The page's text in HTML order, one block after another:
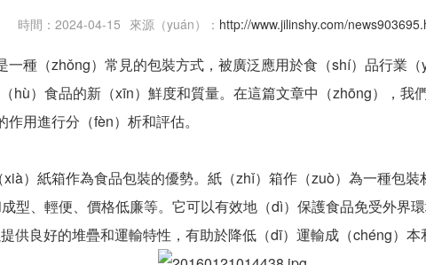
時間：2024-04-15 來源（yuán）： http://www.jilinshy.com/
一種（zhǒng）常見的包裝方式，被廣泛應用於食（shí）品行業
hù）食品的新（xīn）鮮度和質量。在這篇文章中（zhōng），我
用進行分（fèn）析和評估。
）紙箱作為食品包裝的優勢。紙（zhǐ）箱作（zuò）為一種包裝
型、輕便、價格低廉等。它可以有效地（dì）保護食品免受外界
供良好的堆疊和運輸特性，有助於降低（dī）運輸成（chéng）本